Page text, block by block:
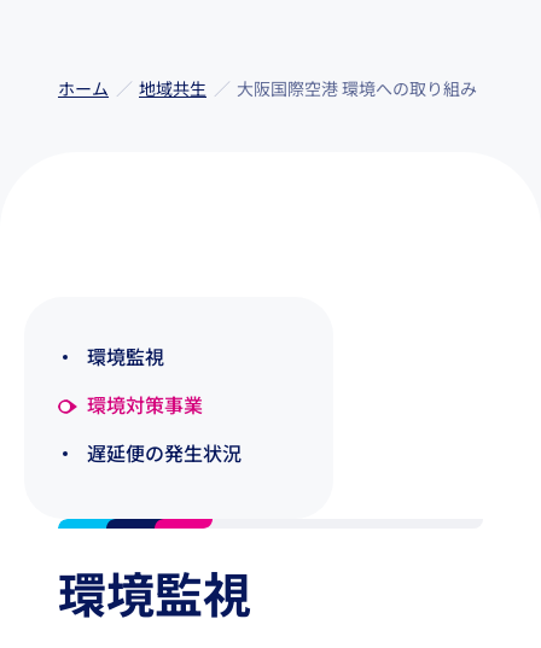
ホーム 地域共生 大阪国際空港 環境への取り組み
環境監視
環境対策事業
遅延便の発生状況
環境監視